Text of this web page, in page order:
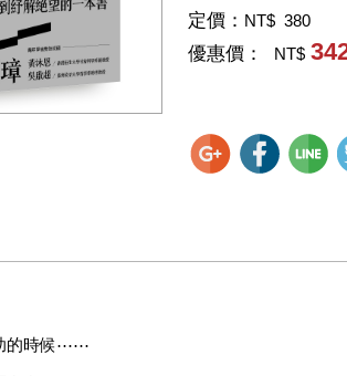
定價： NT$ 380
優惠價： NT$
的時候⋯⋯